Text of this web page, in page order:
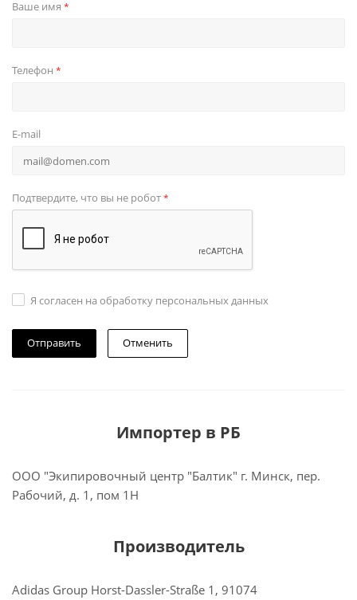
Ваше имя *
Телефон *
E-mail
Подтвердите, что вы не робот*
Я согласен на обработку персональных данных
Отменить
Импортер в РБ
ООО "Экипировочный центр "Балтик" г. Минск, пер.
Рабочий, д. 1, пом 1Н
Производитель
Adidas Group Horst-Dassler-Straße 1, 91074